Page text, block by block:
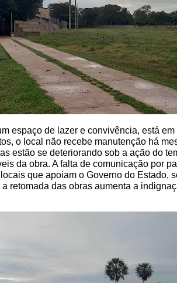
espaço de lazer e convivência, está em
o local não recebe manutenção há
estão se deteriorando sob a ação do
da obra. A falta de comunicação por
que apoiam o Governo do Estado,
retomada das obras aumenta a